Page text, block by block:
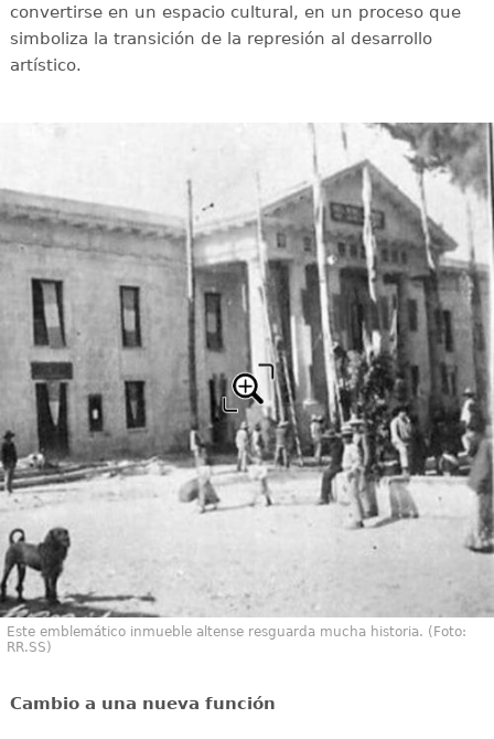
convertirse en un espacio cultural, en un proceso que
simboliza la transición de la represión al desarrollo
artístico.
Este emblemático inmueble altense resguarda mucha historia. (Foto:
RR.SS)
Cambio a una nueva función